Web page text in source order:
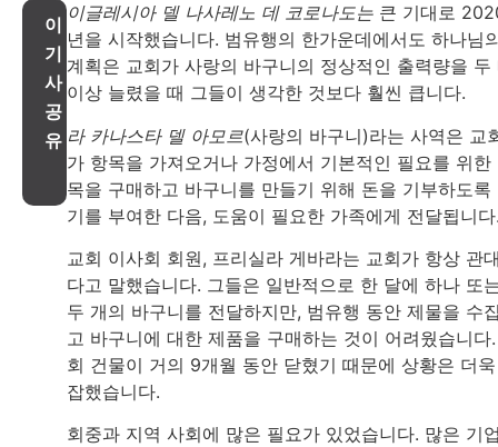
이
기
사
공
유
이글레시아 델 나사레노 데 코로나도는 큰 기대로
년을 시작했습니다. 범유행의 한가운데에서도 하나님
계획은 교회가 사랑의 바구니의 정상적인 출력량을 두
이상 늘렸을 때 그들이 생각한 것보다 훨씬 큽니다.
라 카나스타 델 아모르(사랑의 바구니)라는 사역은 교
가 항목을 가져오거나 가정에서 기본적인 필요를 위한
목을 구매하고 바구니를 만들기 위해 돈을 기부하도록
기를 부여한 다음, 도움이 필요한 가족에게 전달됩니
교회 이사회 회원, 프리실라 게바라는 교회가 항상 관
다고 말했습니다. 그들은 일반적으로 한 달에 하나 또
두 개의 바구니를 전달하지만, 범유행 동안 제물을 수
고 바구니에 대한 제품을 구매하는 것이 어려웠습니다
회 건물이 거의 9개월 동안 닫혔기 때문에 상황은 더
잡했습니다.
회중과 지역 사회에 많은 필요가 있었습니다. 많은 기